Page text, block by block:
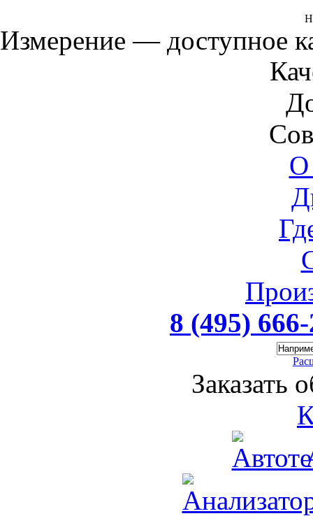
Измерение — доступное
О
8 (495)
Заказать